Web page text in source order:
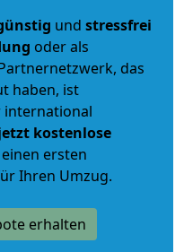
und stressfrei
oder als
das
haben, ist
international
kostenlose
ersten
Ihren Umzug.
erhalten